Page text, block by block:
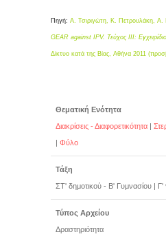
Πηγή: Α. Τσιριγώτη, Κ. Πετρουλάκη, Α.
GEAR against IPV. Τεύχος III: Εγχειρίδιο
Δίκτυο κατά της Βίας, Αθήνα 2011
Θεματική Ενότητα
Διακρίσεις - Διαφορετικότητα |
| Φύλο
Τάξη
ΣΤ' δημοτικού - Β' Γυμνασίου | Γ'
Τύπος Αρχείου
Δραστηριότητα